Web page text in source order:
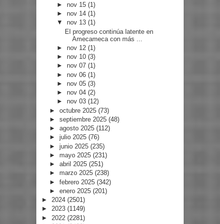
► nov 15(1)
► nov 14(1)
▼ nov 13(1)
El progreso continúa latente en
Amecameca con más ...
► nov 12(1)
► nov 10(3)
► nov 07(1)
► nov 06(1)
► nov 05(3)
► nov 04(2)
► nov 03(12)
► octubre 2025 (73)
► septiembre 2025 (48)
► agosto 2025 (112)
► julio 2025 (76)
► junio 2025 (235)
► mayo 2025 (231)
► abril 2025 (251)
► marzo 2025 (238)
► febrero 2025 (342)
► enero 2025 (201)
► 2024 (2501)
► 2023 (1149)
► 2022 (2281)